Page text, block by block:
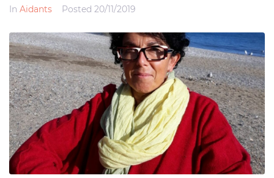
In Aidants Posted 20/11/2019